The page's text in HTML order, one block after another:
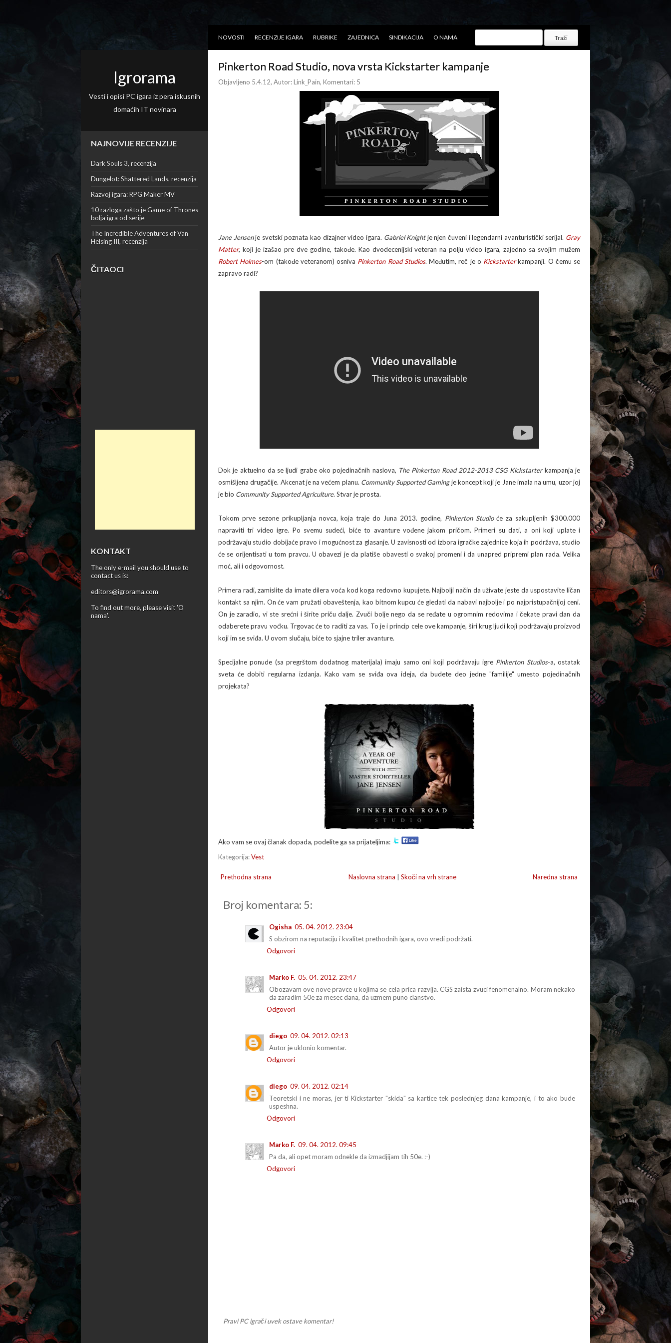
NOVOSTI RECENZIJE IGARA RUBRIKE ZAJEDNICA SINDIKACIJA O NAMA
Igrorama
Vesti i opisi PC igara iz pera iskusnih
domaćih IT novinara
NAJNOVIJE RECENZIJE
Dark Souls 3, recenzija
Dungelot: Shattered Lands, recenzija
Razvoj igara: RPG Maker MV
10 razloga zašto je Game of Thrones
bolja igra od serije
The Incredible Adventures of Van
Helsing III, recenzija
ČITAOCI
KONTAKT
The only e-mail you should use to
contact us is:
editors@igrorama.com
To find out more, please visit 'O
nama'.
Pinkerton Road Studio, nova vrsta Kickstarter kampanje
Objavljeno 5.4.12, Autor:Link_Pain, Komentari: 5
Jane Jensenje svetski poznata kao dizajner video igara. Gabriel Knightje njen čuveni i legendarni avanturistički serijal. Gray
Matter, koji je izašao pre dve godine, takođe. Kao dvodecenijski veteran na polju video igara, zajedno sa svojim mužem
Robert Holmes-om (takođe veteranom) osniva Pinkerton Road Studios. Međutim, reč je o Kickstarterkampanji. O čemu se
zapravo radi?
Dok je aktuelno da se ljudi grabe oko pojedinačnih naslova, The Pinkerton Road 2012-2013 CSG Kickstarterkampanja je
osmišljena drugačije. Akcenat je na većem planu. Community Supported Gamingje koncept koji je Jane imala na umu, uzor joj
je bio Community Supported Agriculture. Stvar je prosta.
Tokom prve sezone prikupljanja novca, koja traje do Juna 2013. godine, Pinkerton Studioće za sakupljenih $300.000
napraviti tri video igre. Po svemu sudeći, biće to avanture vođene jakom pričom. Primeri su dati, a oni koji uplate i
podržavaju studio dobijaće pravo i mogućnost za glasanje. U zavisnosti od izbora igračke zajednice koja ih podržava, studio
će se orijentisati u tom pravcu. U obavezi je da platiše obavesti o svakoj promeni i da unapred pripremi plan rada. Velika
moć, ali i odgovornost.
Primera radi, zamislite da imate dilera voća kod koga redovno kupujete. Najbolji način da uživate jeste da uspostavite ličan
kontakt sa njim. On će vam pružati obaveštenja, kao bitnom kupcu će gledati da nabavi najbolje i po najpristupačnijoj ceni.
On je zaradio, vi ste srećni i širite priču dalje. Zvuči bolje nego da se ređate u ogromnim redovima i čekate pravi dan da
odaberete pravu voćku. Trgovac će to raditi za vas. To je i princip cele ove kampanje, širi krug ljudi koji podržavaju proizvod
koji im se sviđa. U ovom slučaju, biće to sjajne triler avanture.
Specijalne ponude (sa pregrštom dodatnog materijala) imaju samo oni koji podržavaju igre Pinkerton Studios-a, ostatak
sveta će dobiti regularna izdanja. Kako vam se sviđa ova ideja, da budete deo jedne "familije" umesto pojedinačnih
projekata?
Ako vam se ovaj članak dopada, podelite ga sa prijateljima:
Kategorija:Vest
Naredna strana
Prethodna strana Naslovna strana Skoči na vrh strane
Broj komentara: 5:
Ogisha 05. 04. 2012. 23:04
S obzirom na reputaciju i kvalitet prethodnih igara, ovo vredi podržati.
Odgovori
Marko F. 05. 04. 2012. 23:47
Obozavam ove nove pravce u kojima se cela prica razvija. CGS zaista zvuci fenomenalno. Moram nekako
da zaradim 50e za mesec dana, da uzmem puno clanstvo.
Odgovori
diego 09. 04. 2012. 02:13
Autor je uklonio komentar.
Odgovori
diego 09. 04. 2012. 02:14
Teoretski i ne moras, jer ti Kickstarter "skida" sa kartice tek poslednjeg dana kampanje, i to ako bude
uspeshna.
Odgovori
Marko F. 09. 04. 2012. 09:45
Pa da, ali opet moram odnekle da izmadjijam tih 50e. :-)
Odgovori
Pravi PC igrači uvek ostave komentar!